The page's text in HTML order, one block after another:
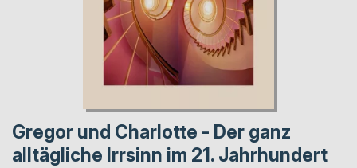
Gregor und Charlotte - Der ganz
alltägliche Irrsinn im 21. Jahrhundert